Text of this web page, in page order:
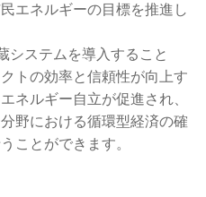
エネルギーの目標を推進し
システムを導入すること
トの効率と信頼性が向上す
ネルギー自立が促進され、
野における循環型経済の確
ことができます。